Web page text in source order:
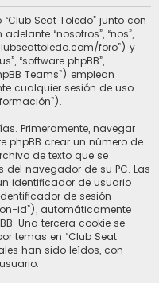
Seat Toledo” junto con
“nosotros”, “nos”,
foro”) y
“software phpBB”,
Teams”) emplean
cualquier sesión de uso
Primeramente, navegar
phpBB crear un número de
de texto que se
navegador de su PC. Las
identificador de usuario
de sesión
id”), automáticamente
Una tercera cookie se
temas en “Club Seat
han sido leídos, con